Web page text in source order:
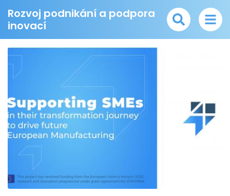
Rozvoj podnikání a podpora
inovací